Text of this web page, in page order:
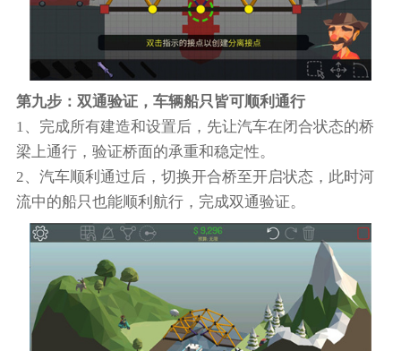
第九步：双通验证，车辆船只皆可顺利通行
1、完成所有建造和设置后，先让汽车在闭合状态的桥
梁上通行，验证桥面的承重和稳定性。
2、汽车顺利通过后，切换开合桥至开启状态，此时河
流中的船只也能顺利航行，完成双通验证。